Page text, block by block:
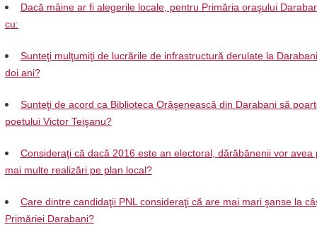
Dacă mâine ar fi alegerile locale, pentru Primăria oraşului
cu:
Sunteţi mulţumiţi de lucrările de infrastructură derulate la
doi ani?
Sunteţi de acord ca Biblioteca Orăşenească din Darabani să
poetului Victor Teişanu?
Consideraţi că dacă 2016 este an electoral, dărăbănenii vor avea
mai multe realizări pe plan local?
Care dintre candidaţii PNL consideraţi că are mai mari şanse la
Primăriei Darabani?